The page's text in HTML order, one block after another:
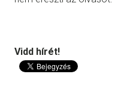
Vidd hírét!